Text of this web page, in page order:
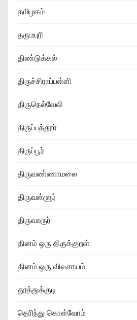
தமிழகம்
தருமபுரி
திண்டுக்கல்
திருச்சிராப்பள்ளி
திருநெல்வேலி
திருப்பத்தூர்
திருப்பூர்
திருவண்ணாமலை
திருவள்ளூர்
திருவாரூர்
தினம் ஒரு திருக்குறள்
தினம் ஒரு விவசாயம்
தூத்துக்குடி
தெரிந்து கொள்வோம்